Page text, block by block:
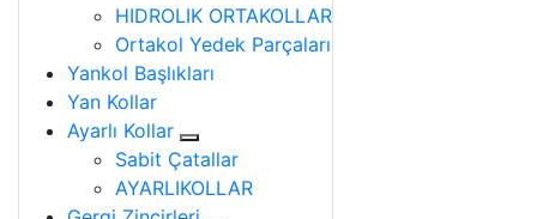
HIDROLIK ORTAKOLLAR
Ortakol Yedek Parçaları
Yankol Başlıkları
Yan Kollar
Ayarlı Kollar
Sabit Çatallar
AYARLIKOLLAR